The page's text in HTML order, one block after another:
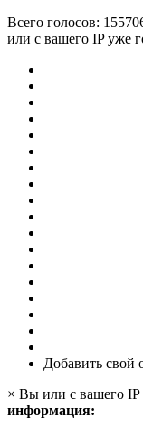
Всего голосов: 1557
или с вашего IP уже
Добавить свой
× Вы или с вашего IP
информация: